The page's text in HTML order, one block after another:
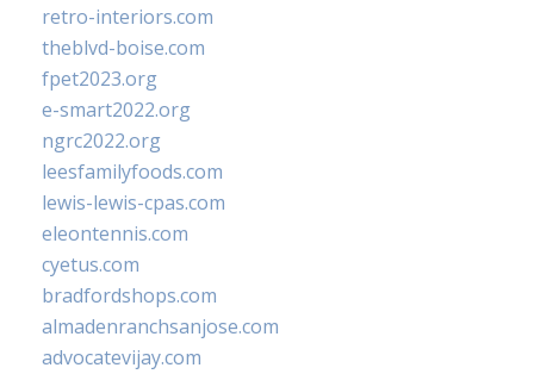
retro-interiors.com
theblvd-boise.com
fpet2023.org
e-smart2022.org
ngrc2022.org
leesfamilyfoods.com
lewis-lewis-cpas.com
eleontennis.com
cyetus.com
bradfordshops.com
almadenranchsanjose.com
advocatevijay.com